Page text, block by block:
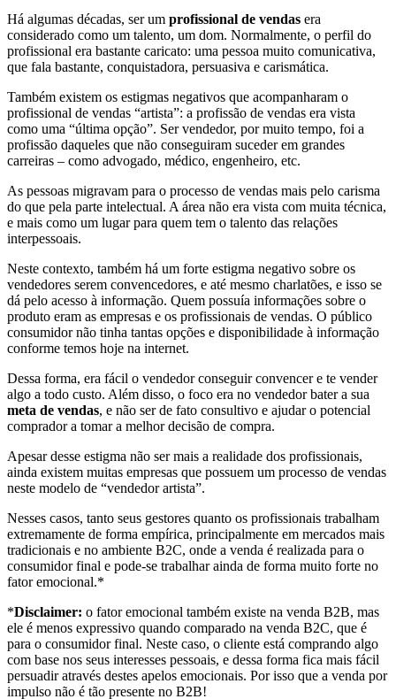
Há algumas décadas, ser um profissional de vendas era
considerado como um talento, um dom. Normalmente, o perfil do
profissional era bastante caricato: uma pessoa muito comunicativa,
que fala bastante, conquistadora, persuasiva e carismática.
Também existem os estigmas negativos que acompanharam o
profissional de vendas “artista”: a profissão de vendas era vista
como uma “última opção”. Ser vendedor, por muito tempo, foi a
profissão daqueles que não conseguiram suceder em grandes
carreiras – como advogado, médico, engenheiro, etc.
As pessoas migravam para o processo de vendas mais pelo carisma
do que pela parte intelectual. A área não era vista com muita técnica,
e mais como um lugar para quem tem o talento das relações
interpessoais.
Neste contexto, também há um forte estigma negativo sobre os
vendedores serem convencedores, e até mesmo charlatões, e isso se
dá pelo acesso à informação. Quem possuía informações sobre o
produto eram as empresas e os profissionais de vendas. O público
consumidor não tinha tantas opções e disponibilidade à informação
conforme temos hoje na internet.
Dessa forma, era fácil o vendedor conseguir convencer e te vender
algo a todo custo. Além disso, o foco era no vendedor bater a sua
meta de vendas, e não ser de fato consultivo e ajudar o potencial
comprador a tomar a melhor decisão de compra.
Apesar desse estigma não ser mais a realidade dos profissionais,
ainda existem muitas empresas que possuem um processo de vendas
neste modelo de “vendedor artista”.
Nesses casos, tanto seus gestores quanto os profissionais trabalham
extremamente de forma empírica, principalmente em mercados mais
tradicionais e no ambiente B2C, onde a venda é realizada para o
consumidor final e pode-se trabalhar ainda de forma muito forte no
fator emocional.*
*Disclaimer: o fator emocional também existe na venda B2B, mas
ele é menos expressivo quando comparado na venda B2C, que é
para o consumidor final. Neste caso, o cliente está comprando algo
com base nos seus interesses pessoais, e dessa forma fica mais fácil
persuadir através destes apelos emocionais. Por isso que a venda por
impulso não é tão presente no B2B!